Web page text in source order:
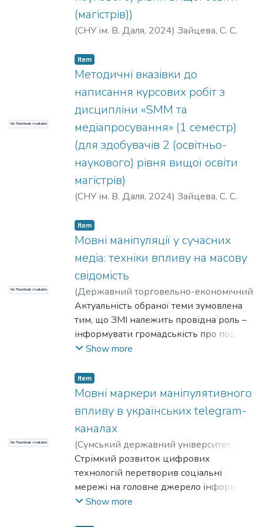
(магістрів))
(СНУ ім. В. Даля, 2024) Зайцева, С. С.
No Thumbnail Available
Item
Методичні вказівки до
написання курсових робіт з
дисципліни «SMM та
медіапросування» (1 семестр)
(для здобувачів 2 (освітньо-
наукового) рівня вищої освіти
магістрів)
(СНУ ім. В. Даля, 2024) Зайцева, С. С.
No Thumbnail Available
Item
Мовні маніпуляції у сучасних
медіа: техніки впливу на масову
свідомість
(Державний торговельно-економічний
університет, 2025-10-24)Зайцева, С. С.
Актуальність обраної теми зумовлена
тим, що ЗМІ належить провідна роль –
інформувати громадськість про події
політичного, культурного, суспільного
здатні формувати громадську думку.
Однім зі способів впливу на аудиторію,
є різні маніпулятивні впливи, зокрема
мовні маніпуляції. Завдяки їм споживач
інформації може не підозрювати, що
ним маніпулюють, а його судження
можуть бути прийняті, як такі, що
самостійно сформувалися у свідомості.
Show more
No Thumbnail Available
Item
Мовні маркери маніпулятивного
впливу в українських telegram-
каналах
(Сумський державний університет,
2026-04-15)Наугольна, Д.;Зайцева, С.
С.
Стрімкий розвиток цифрових
технологій перетворив соціальні
мережі на головне джерело інформації
для значної частини населення України.
Show more